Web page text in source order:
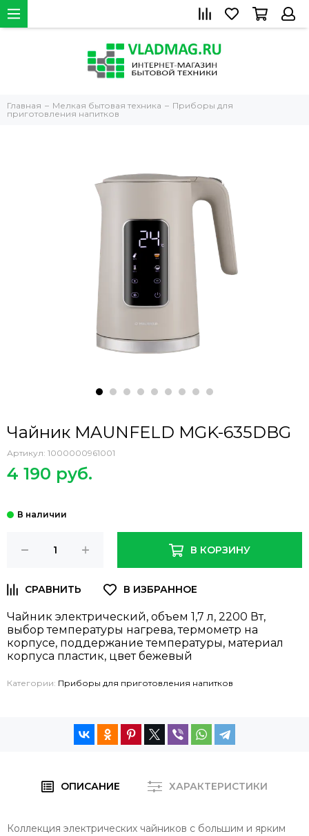
Главная Мелкая бытовая техника
Приборы для
приготовления напитков
Чайник MAUNFELD MGK-635DBG
Артикул: 1000000961001
4 190 руб.
В КОРЗИНУ
Чайник электрический, объем 1,7 л, 2200 Вт,
выбор температуры нагрева, термометр на
корпусе, поддержание температуры, материал
корпуса пластик, цвет бежевый
Категории: Приборы для приготовления напитков
ОПИСАНИЕ ХАРАКТЕРИСТИКИ
Коллекция электрических чайников с большим и ярким